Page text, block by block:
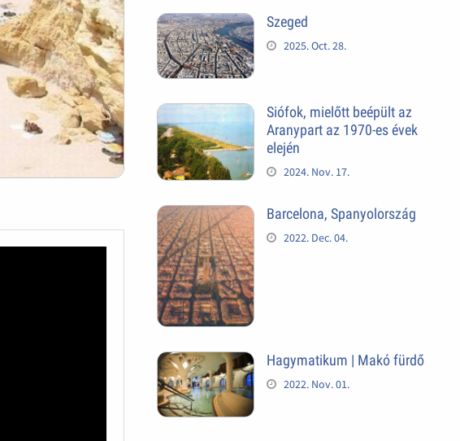
Szeged
2025. Oct. 28.
Siófok, mielőtt beépült az
Aranypart az 1970-es évek
elején
2024. Nov. 17.
Barcelona, Spanyolország
2022. Dec. 04.
Hagymatikum | Makó fürdő
2022. Nov. 01.